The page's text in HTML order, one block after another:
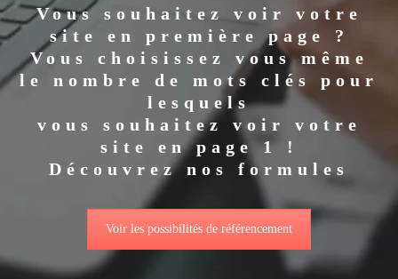
Vous souhaitez voir votre
site en première page ?
Vous choisissez vous même
le nombre de mots clés pour
lesquels
vous souhaitez voir votre
site en page 1 !
Découvrez nos formules
Voir les possibilités de référencement